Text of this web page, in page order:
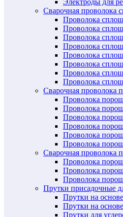
Электроды для
Сварочная проволока
Проволока
Проволока
Проволока
Проволока
Проволока
Проволока
Проволока
Проволока
Сварочная проволока
Проволока
Проволока
Проволока
Проволока
Проволока
Проволока
Сварочная проволока
Проволока
Проволока
Проволока
Прутки присадочные
Прутки на
Прутки на
Прутки для